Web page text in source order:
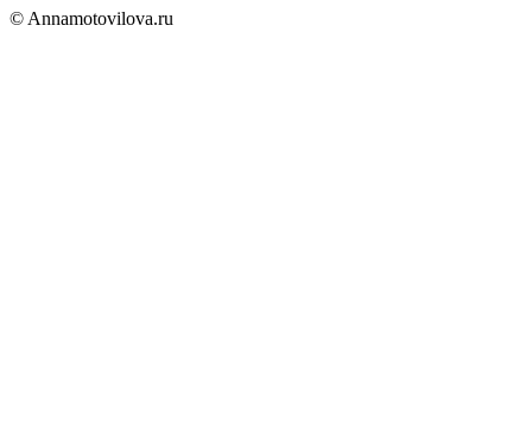
© Annamotovilova.ru